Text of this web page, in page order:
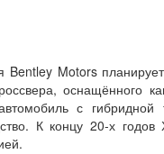
Bentley Motors
оснащённого
с
К концу 20-х